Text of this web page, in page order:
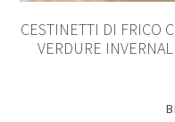
CESTINETTI DI FRICO
VERDURE INVERNALI